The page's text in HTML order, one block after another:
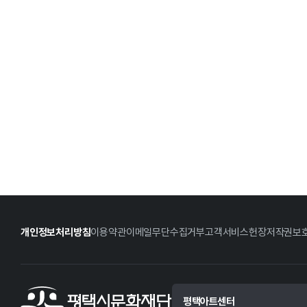
개인정보처리방침이용약관이메일무단수집거부고객서비스헌장저작권보
평택아트센터